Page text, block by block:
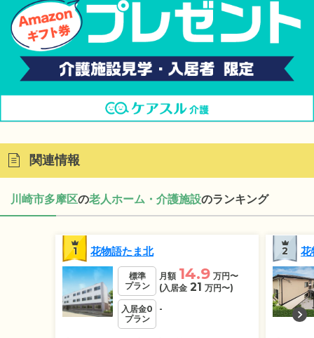
関連情報
川崎市多摩区の老人ホーム・介護施設のランキング
1 花物語たま北
標準
プラン
月額 14.9 万円〜
(入居金 21 万円〜)
入居金0
プラン
-
2 花